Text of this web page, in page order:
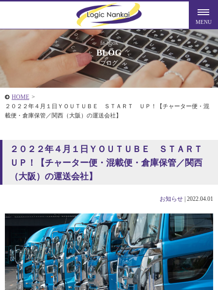
fa-book
BLOG
ブログ
HOME >
２０２２年４月１日ＹＯＵＴＵＢＥ ＳＴＡＲＴ ＵＰ！【チャーター便・混
載便・倉庫保管／関西（大阪）の運送会社】
２０２２年４月１日ＹＯＵＴＵＢＥ ＳＴＡＲＴ
ＵＰ！【チャーター便・混載便・倉庫保管／関西
（大阪）の運送会社】
お知らせ 2022.04.01